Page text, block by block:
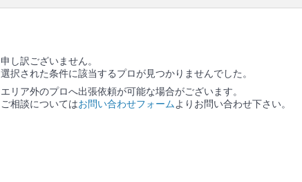
ります。
申し訳ございません。
選択された条件に該当するプロが見つかりませんでした。
エリア外のプロへ出張依頼が可能な場合がございます。
ご相談についてはお問い合わせフォームよりお問い合わせ下さい。